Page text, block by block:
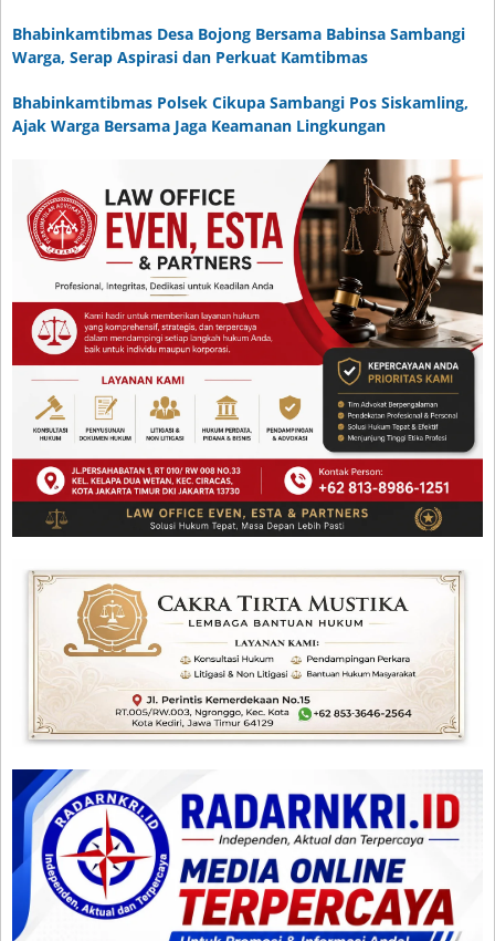
Bhabinkamtibmas Desa Bojong Bersama Babinsa Sambangi
Warga, Serap Aspirasi dan Perkuat Kamtibmas
Bhabinkamtibmas Polsek Cikupa Sambangi Pos Siskamling,
Ajak Warga Bersama Jaga Keamanan Lingkungan